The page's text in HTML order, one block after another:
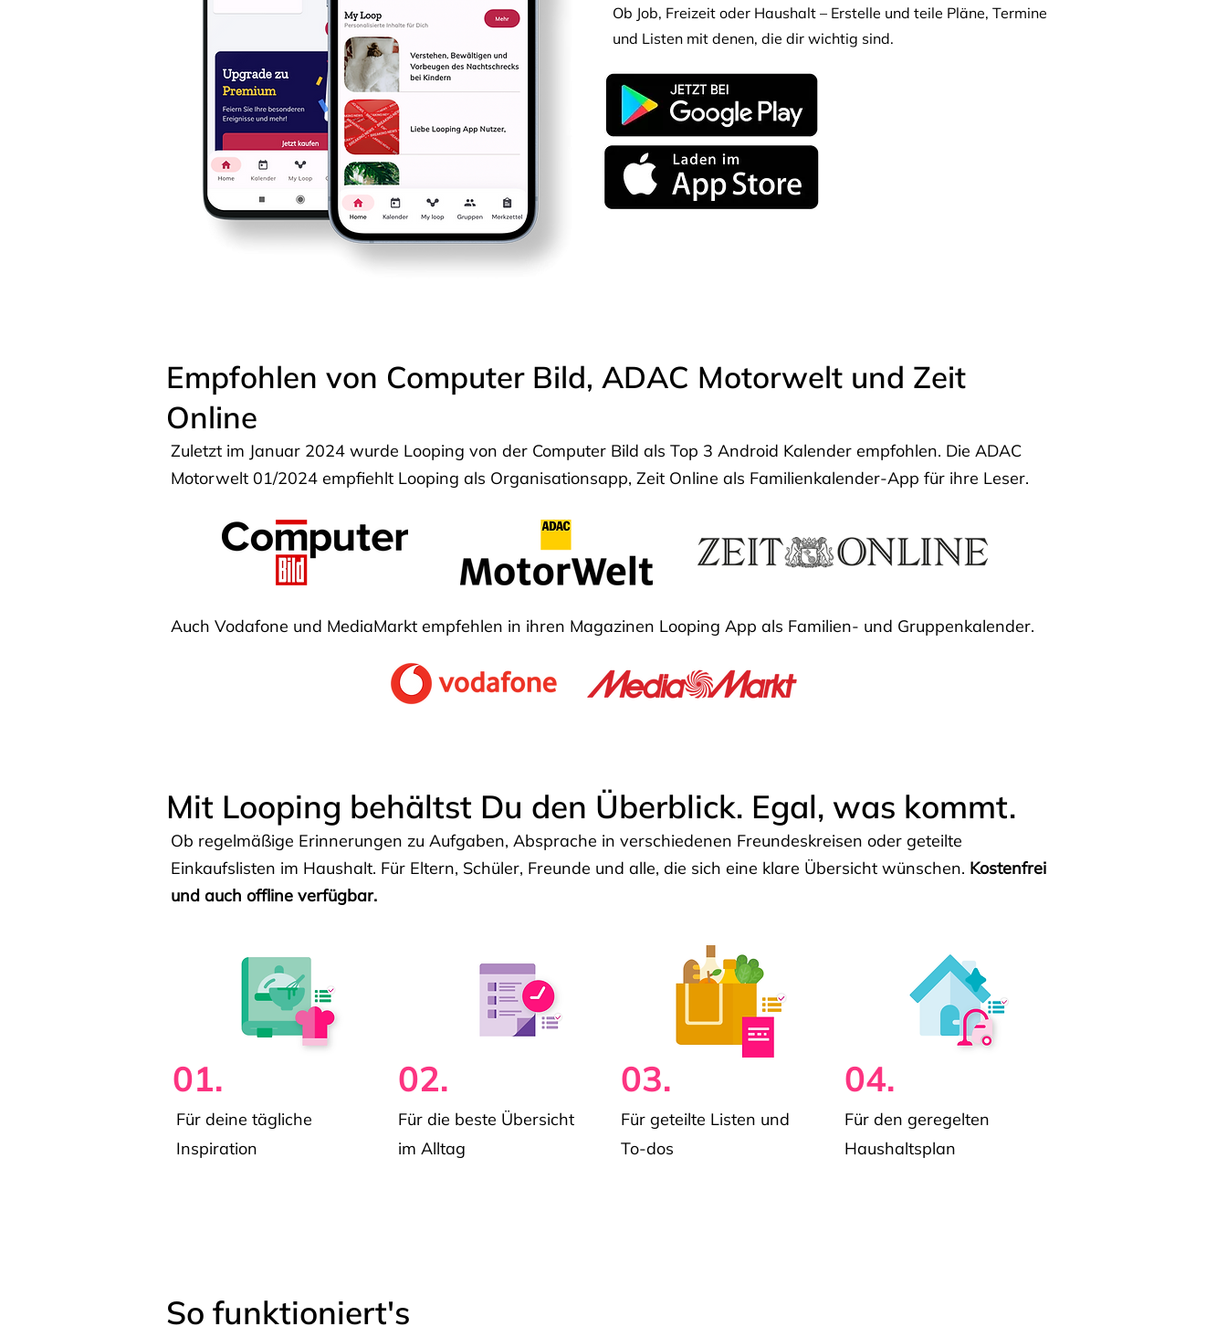
Ob Job, Freizeit oder Haushalt – Erstelle und teile Pläne, Termine
und Listen mit denen, die dir wichtig sind.
Empfohlen von Computer Bild, ADAC Motorwelt und Zeit
Online
Zuletzt im Januar 2024 wurde Looping von der Computer Bild als Top 3 Android Kalender empfohlen. Die ADAC
Motorwelt 01/2024 empfiehlt Looping als Organisationsapp, Zeit Online als Familienkalender-App für ihre Leser.
Auch Vodafone und MediaMarkt empfehlen in ihren Magazinen Looping App als Familien- und Gruppenkalender.
Mit Looping behältst Du den Überblick. Egal, was kommt.
Ob regelmäßige Erinnerungen zu Aufgaben, Absprache in verschiedenen Freundeskreisen oder geteilte
Einkaufslisten im Haushalt. Für Eltern, Schüler, Freunde und alle, die sich eine klare Übersicht wünschen. Kostenfrei
und auch offline verfügbar.
01.
Für deine tägliche
Inspiration
02.
Für die beste Übersicht
im Alltag
03.
Für geteilte Listen und
To-dos
04.
Für den geregelten
Haushaltsplan
So funktioniert's